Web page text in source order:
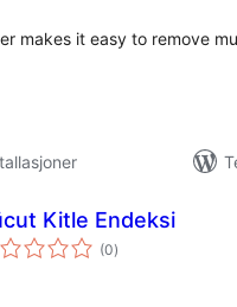
makes it easy to remove
Kitle Endeksi
(0totale
vurderinger
)